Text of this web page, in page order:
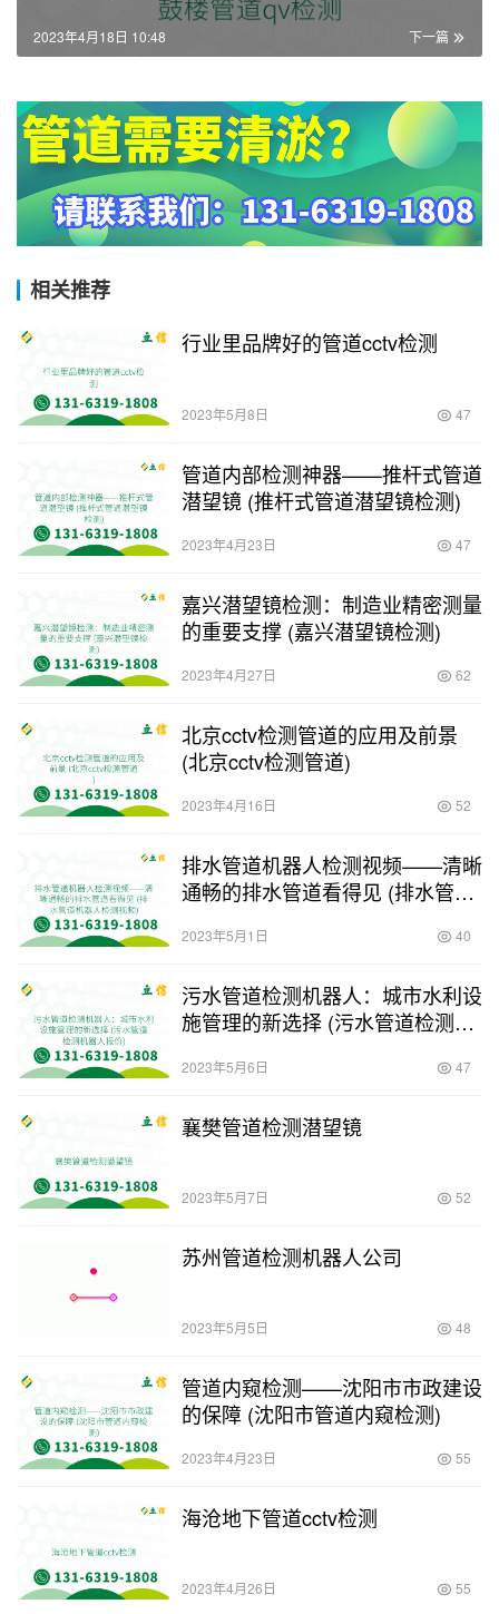
下一篇
2023年4月18日 10:48
相关推荐
行业里品牌好的管道cctv检测
2023年5月8日 47
管道内部检测神器——推杆式管道
潜望镜 (推杆式管道潜望镜检测)
2023年4月23日 47
嘉兴潜望镜检测：制造业精密测量
的重要支撑 (嘉兴潜望镜检测)
2023年4月27日 62
北京cctv检测管道的应用及前景
(北京cctv检测管道)
2023年4月16日 52
排水管道机器人检测视频——清晰
通畅的排水管道看得见 (排水管道
2023年5月1日 40
污水管道检测机器人：城市水利设
施管理的新选择 (污水管道检测机
2023年5月6日 47
襄樊管道检测潜望镜
2023年5月7日 52
苏州管道检测机器人公司
2023年5月5日 48
管道内窥检测——沈阳市市政建设
的保障 (沈阳市管道内窥检测)
2023年4月23日 55
海沧地下管道cctv检测
2023年4月26日 55